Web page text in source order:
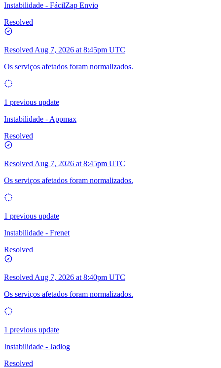
Instabilidade - FácilZap Envio
Resolved
Resolved Aug 7, 2026 at 8:45pm UTC
Os serviços afetados foram normalizados.
1 previous update
Instabilidade - Appmax
Resolved
Resolved Aug 7, 2026 at 8:45pm UTC
Os serviços afetados foram normalizados.
1 previous update
Instabilidade - Frenet
Resolved
Resolved Aug 7, 2026 at 8:40pm UTC
Os serviços afetados foram normalizados.
1 previous update
Instabilidade - Jadlog
Resolved